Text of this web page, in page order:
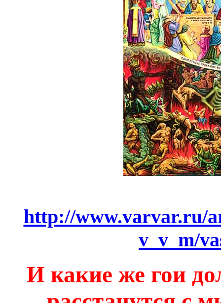
http://www.varvar.ru/
v_v_m/
И какие же гои